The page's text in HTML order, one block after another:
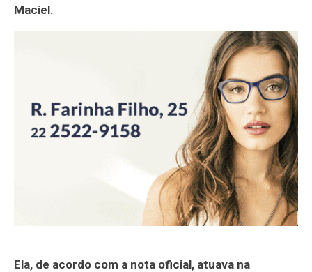
Maciel.
Ela, de acordo com a nota oficial, atuava na